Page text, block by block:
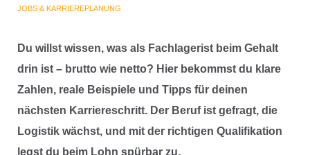
JOBS & KARRIEREPLANUNG
Du willst wissen, was als Fachlagerist beim Gehalt
drin ist – brutto wie netto? Hier bekommst du klare
Zahlen, reale Beispiele und Tipps für deinen
nächsten Karriereschritt. Der Beruf ist gefragt, die
Logistik wächst, und mit der richtigen Qualifikation
legst du beim Lohn spürbar zu.